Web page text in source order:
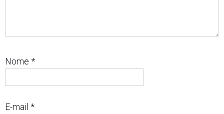
Nome *
E-mail *